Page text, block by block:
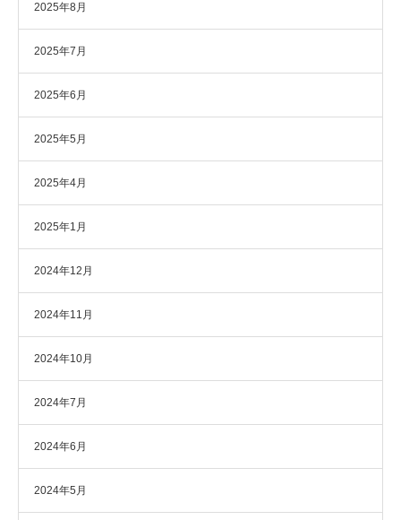
2025年8月
2025年7月
2025年6月
2025年5月
2025年4月
2025年1月
2024年12月
2024年11月
2024年10月
2024年7月
2024年6月
2024年5月